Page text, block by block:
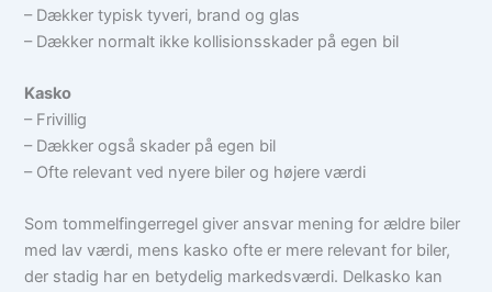
– Dækker typisk tyveri, brand og glas
– Dækker normalt ikke kollisionsskader på egen bil
Kasko
– Frivillig
– Dækker også skader på egen bil
– Ofte relevant ved nyere biler og højere værdi
Som tommelfingerregel giver ansvar mening for ældre biler
med lav værdi, mens kasko ofte er mere relevant for biler,
der stadig har en betydelig markedsværdi. Delkasko kan